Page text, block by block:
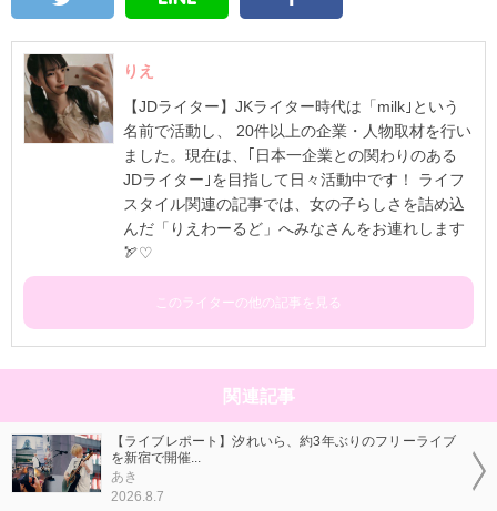
りえ
【JDライター】JKライター時代は「milk｣という
名前で活動し、 20件以上の企業・人物取材を行い
ました。現在は、｢日本一企業との関わりのある
JDライター｣を目指して日々活動中です！ ライフ
スタイル関連の記事では、女の子らしさを詰め込
んだ「りえわーるど」へみなさんをお連れします
🏹♡
このライターの他の記事を見る
関連記事
【ライブレポート】汐れいら、約3年ぶりのフリーライブ
を新宿で開催...
あき
2026.8.7